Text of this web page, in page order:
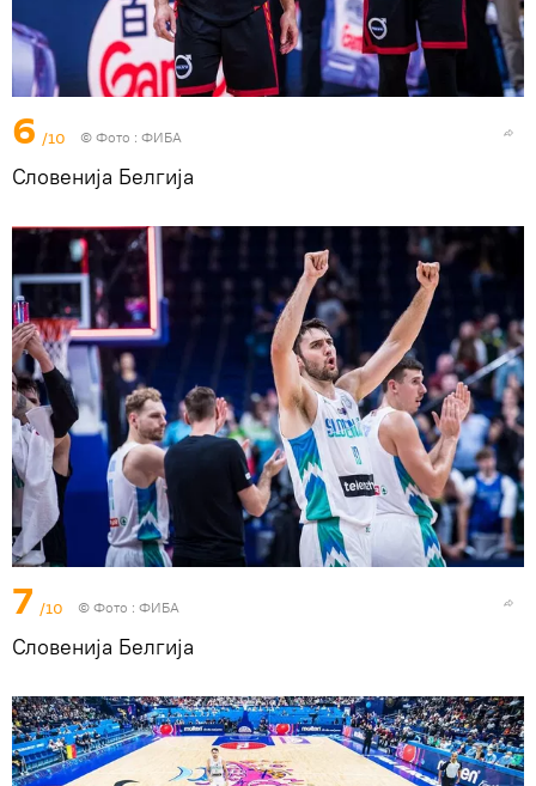
6 /10 © Фото : ФИБА
Словенија Белгија
7 /10 © Фото : ФИБА
Словенија Белгија